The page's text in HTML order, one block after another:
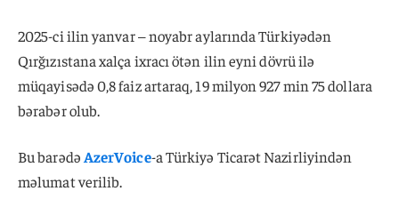
2025-ci ilin yanvar – noyabr aylarında Türkiyədən
Qırğızıstana xalça ixracı ötən ilin eyni dövrü ilə
müqayisədə 0,8 faiz artaraq, 19 milyon 927 min 75 dollara
bərabər olub.
Bu barədəAzerVoice-a Türkiyə Ticarət Nazirliyindən
məlumat verilib.